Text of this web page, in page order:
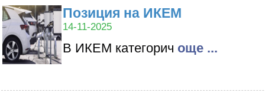
Позиция на ИКЕМ
14-11-2025
В ИКЕМ категорич oще ...